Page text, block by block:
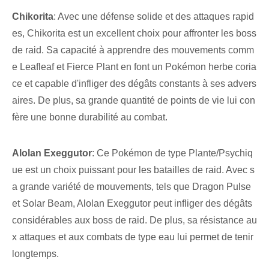
Chikorita: Avec une défense solide et des attaques rapid
es, Chikorita est un excellent choix pour affronter les boss
de raid. Sa ⁢capacité⁤ à apprendre⁣ des mouvements comm
e Leafleaf⁢ et ⁤Fierce Plant en font ‌un Pokémon herbe coria
ce⁤ et capable d'infliger des dégâts constants à ses advers
aires. De plus, sa grande quantité de points de vie lui con
fère une bonne durabilité au combat.
Alolan Exeggutor:‌ Ce Pokémon de type Plante/Psychiq
ue est un choix puissant pour les batailles de raid. Avec s
a grande variété de mouvements, tels que Dragon Pulse
et Solar Beam, Alolan Exeggutor peut infliger des dégâts
considérables aux boss de raid. De plus, sa résistance au
x attaques et aux combats de type eau lui permet de tenir
longtemps.